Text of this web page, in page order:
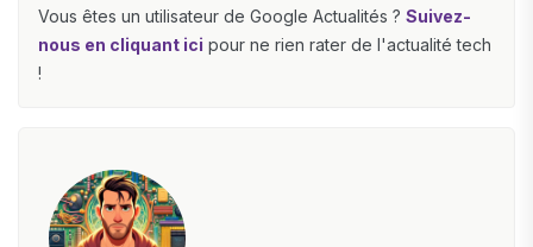
Vous êtes un utilisateur de Google Actualités ? Suivez-
nous en cliquant ici pour ne rien rater de l'actualité tech
!